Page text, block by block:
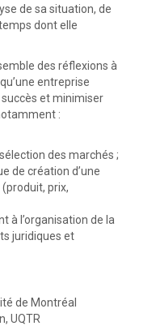
de sa situation, de
dont elle
des réflexions à
entreprise
et minimiser
:
des marchés ;
de création d’une
prix,
à l’organisation de la
juridiques et
de Montréal
UQTR